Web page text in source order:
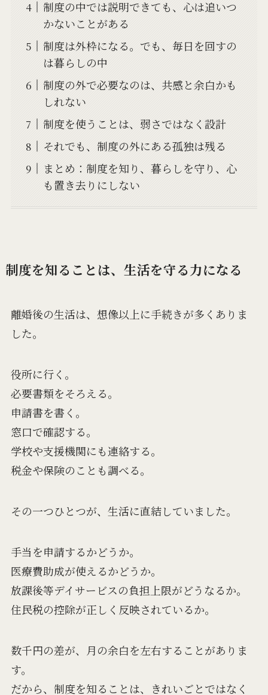
制度の中では説明できても、心は追いつ
かないことがある
制度は外枠になる。でも、毎日を回すの
は暮らしの中
制度の外で必要なのは、共感と余白かも
しれない
制度を使うことは、弱さではなく設計
それでも、制度の外にある孤独は残る
まとめ：制度を知り、暮らしを守り、心
も置き去りにしない
制度を知ることは、生活を守る力になる
離婚後の生活は、想像以上に手続きが多くありま
した。
役所に行く。
必要書類をそろえる。
申請書を書く。
窓口で確認する。
学校や支援機関にも連絡する。
税金や保険のことも調べる。
その一つひとつが、生活に直結していました。
手当を申請するかどうか。
医療費助成が使えるかどうか。
放課後等デイサービスの負担上限がどうなるか。
住民税の控除が正しく反映されているか。
数千円の差が、月の余白を左右することがありま
す。
だから、制度を知ることは、きれいごとではなく